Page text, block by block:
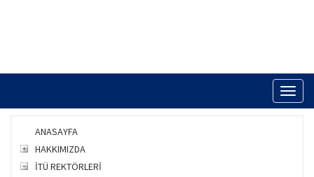
ANASAYFA
HAKKIMIZDA
İTÜ REKTÖRLERİ